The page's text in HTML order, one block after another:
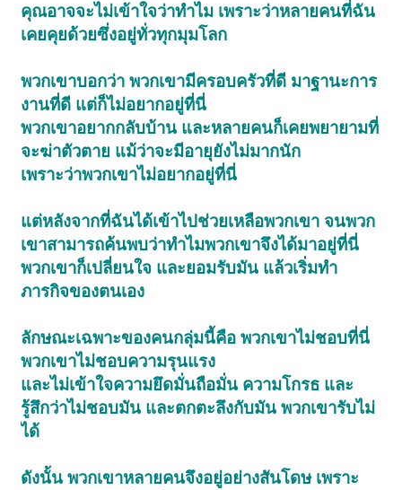
คุณอาจจะไม่เข้าใจว่าทำไม เพราะว่าหลายคนที่ฉัน
เคยคุยด้วยซึ่งอยู่ทั่วทุกมุมโลก
พวกเขาบอกว่า พวกเขามีครอบครัวที่ดี มาฐานะการ
งานที่ดี แต่ก็ไม่อยากอยู่ที่นี่
พวกเขาอยากกลับบ้าน และหลายคนก็เคยพยายามที่
จะฆ่าตัวตาย แม้ว่าจะมีอายุยังไม่มากนัก
เพราะว่าพวกเขาไม่อยากอยู่ที่นี่
แต่หลังจากที่ฉันได้เข้าไปช่วยเหลือพวกเขา จนพวก
เขาสามารถค้นพบว่าทำไมพวกเขาจึงได้มาอยู่ที่นี่
พวกเขาก็เปลี่ยนใจ และยอมรับมัน แล้วเริ่มทำ
ภารกิจของตนเอง
ลักษณะเฉพาะของคนกลุ่มนี้คือ พวกเขาไม่ชอบที่นี่
พวกเขาไม่ชอบความรุนแรง
และไม่เข้าใจความยึดมั่นถือมั่น ความโกรธ และ
รู้สึกว่าไม่ชอบมัน และตกตะลึงกับมัน พวกเขารับไม่
ได้
ดังนั้น พวกเขาหลายคนจึงอยู่อย่างสันโดษ เพราะ